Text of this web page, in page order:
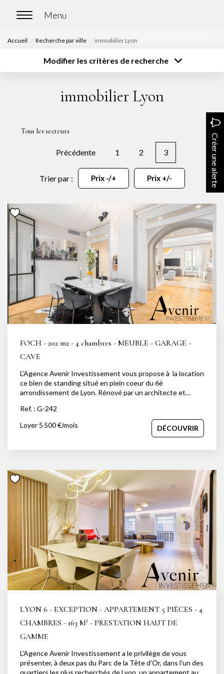
Nos biens en vente
LOUER
Nos biens en location
NOTRE AGENCE
Notre équipe
Notre actu
Notre magazine
Nos partenaires
Nous rejoindre
Estimer votre bien
Accueil Recherche par ville immobilier Lyon
Modifier les critères de recherche
Sélectionnez...
Surface
Sélectionnez...
Créer une alerte
immobilier Lyon
Tous les secteurs
Créer une alerte
Précédente 1 2 3
Trier par : Prix -/+ Prix +/-
FOCH - 202 m2 - 4 chambres - MEUBLE - GARAGE -
CAVE
L'Agence Avenir Investissement vous propose à la location
ce bien de standing situé en plein coeur du 6è
arrondissement de Lyon. Rénové par un architecte et
202m2 est situé au 1er étage avec ascenseur. Il se
compose d'une entrée, desservant un salon, et une salle à
manger semi ouverte sur une cuisine équipée. Le côté nuit
rassemble 4 chambres dont une suite parentale avec
dressing et salle d'eau attenante, salle de bains et 2 wc.
bien. Alliant charme de l'ancien et fonctionnalité du haut
de gamme, ce bien saura vous séduire et vous attend pour
une visite. Loyer: 5 500€ dont 130€ de charges
mensuelles. Dépôt de garantie: 10 740 €. Honoraires
agence: 2 626€ (visite, constitution du dossier et
rédaction du bail) dont 606€ d'état des lieux. Votre contact
privilégié: Laura DEROUAZ: 0761754859.
Ref. : G-242
Loyer 5 500 €/mois
DÉCOUVRIR
LYON 6 - EXCEPTION - APPARTEMENT 5 PIÈCES - 4
CHAMBRES - 163 M² - PRESTATION HAUT DE
GAMME
L'Agence Avenir Investissement a le privilège de vous
présenter, à deux pas du Parc de la Tête d'Or, dans l'un des